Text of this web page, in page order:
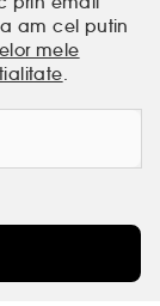
am cel putin
mele
.